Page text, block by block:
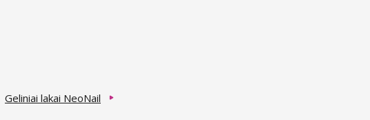
Geliniai lakai NeoNail